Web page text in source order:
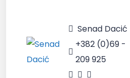
Senad Dacić
+382 (0)69 -
209 925